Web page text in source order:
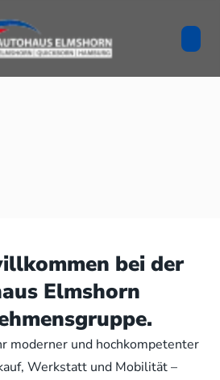
bei der
Elmshorn
moderner und hochkompetenter
Werkstatt und Mobilität –